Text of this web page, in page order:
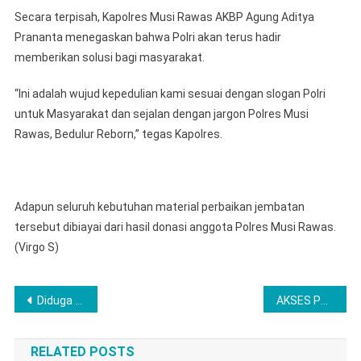
Secara terpisah, Kapolres Musi Rawas AKBP Agung Aditya
Prananta menegaskan bahwa Polri akan terus hadir
memberikan solusi bagi masyarakat.
“Ini adalah wujud kepedulian kami sesuai dengan slogan Polri
untuk Masyarakat dan sejalan dengan jargon Polres Musi
Rawas, Bedulur Reborn,” tegas Kapolres.
Adapun seluruh kebutuhan material perbaikan jembatan
tersebut dibiayai dari hasil donasi anggota Polres Musi Rawas.
(Virgo S)
Post
navigation
Diduga Digali OTD, Polsek Tugumulyo Polres Musi Rawas Lakukan Penyelidikan di Makam Alm. Wagiyo AKSES PEMBANGUNAN INFRASTRUKTUR Di PERKUAT BENAHI JALAN DAN JEMBATAN DESA
RELATED POSTS